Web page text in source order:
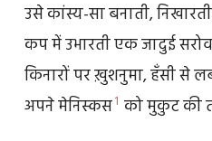
उसे कांस्य-सा बनाती,
कप में उभारती एक जादुई
किनारों पर ख़ुशनुमा, हँसी से
अपने मेनिस्कस1 को मुकुट की